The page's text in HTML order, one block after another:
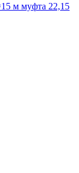
м муфта 22,15